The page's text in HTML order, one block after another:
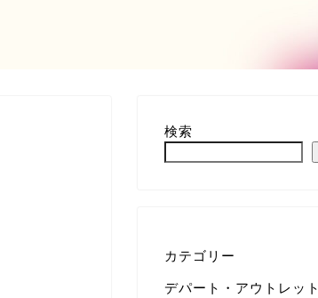
検索
カテゴリー
デパート・アウトレット